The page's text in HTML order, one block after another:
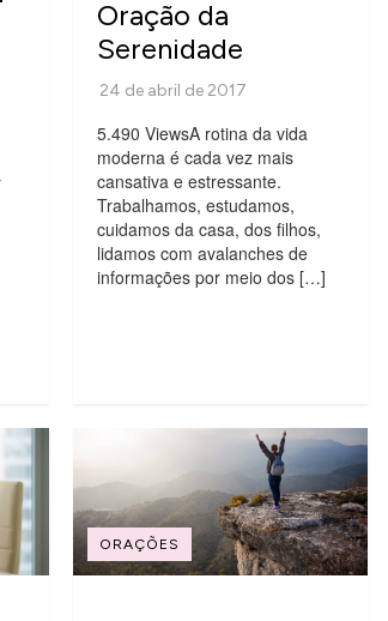
Oração da
Serenidade
5.490 ViewsA rotina da vida
moderna é cada vez mais
cansativa e estressante.
Trabalhamos, estudamos,
cuidamos da casa, dos filhos,
lidamos com avalanches de
informações por meio dos […]
ORAÇÕES